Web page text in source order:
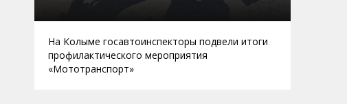
На Колыме госавтоинспекторы подвели итоги
профилактического мероприятия
«Мототранспорт»